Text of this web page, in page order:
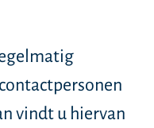
vindt u hiervan